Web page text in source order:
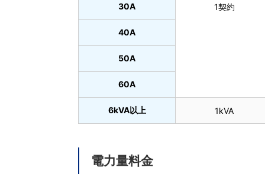
1契約
30A
40A
50A
60A
6kVA以上 1kVA
電力量料金